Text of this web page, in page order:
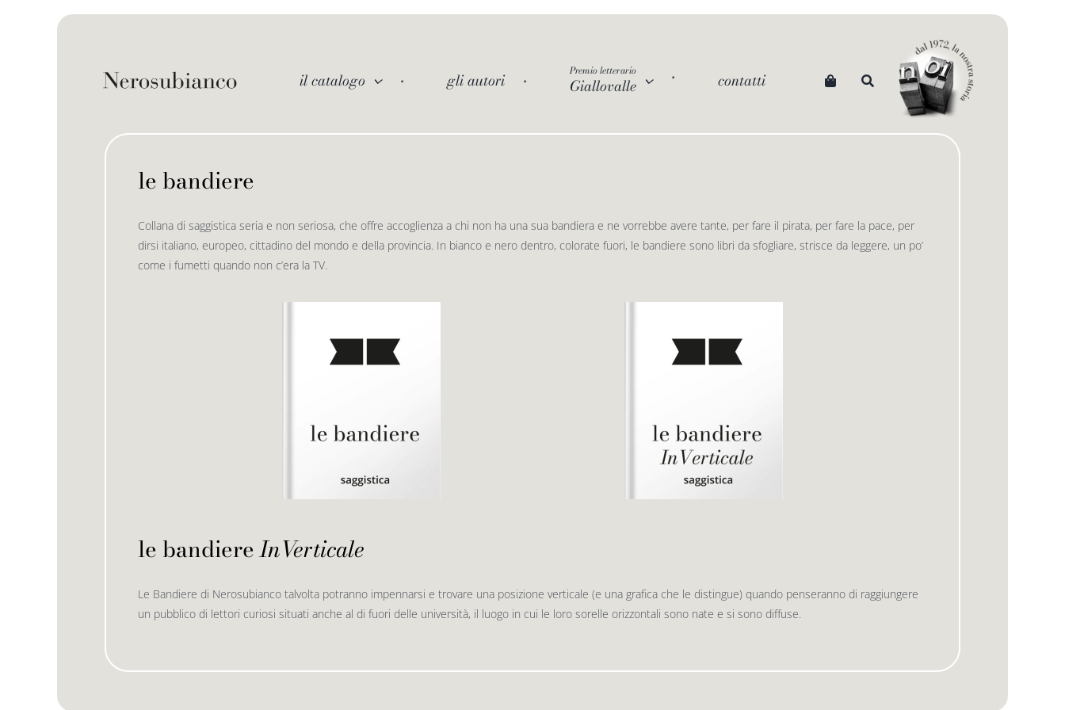
il catalogo gli autori Premio letterario
Giallovalle contatti
le bandiere
Collana di saggistica seria e non seriosa, che offre accoglienza a chi non ha una sua bandiera e ne vorrebbe avere tante, per fare il pirata, per fare la pace, per
dirsi italiano, europeo, cittadino del mondo e della provincia. In bianco e nero dentro, colorate fuori, le bandiere sono libri da sfogliare, strisce da leggere, un po’
come i fumetti quando non c’era la TV.
le bandiereInVerticale
Le Bandiere di Nerosubianco talvolta potranno impennarsi e trovare una posizione verticale (e una grafica che le distingue) quando penseranno di raggiungere
un pubblico di lettori curiosi situati anche al di fuori delle università, il luogo in cui le loro sorelle orizzontali sono nate e si sono diffuse.